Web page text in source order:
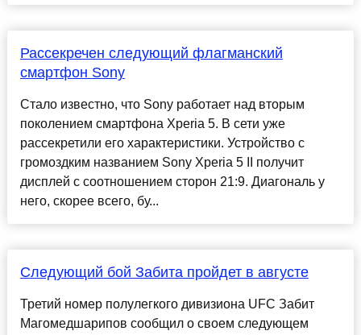
Рассекречен следующий флагманский
смартфон Sony
Стало известно, что Sony работает над вторым
поколением смартфона Xperia 5. В сети уже
рассекретили его характеристики. Устройство с
громоздким названием Sony Xperia 5 II получит
дисплей с соотношением сторон 21:9. Диагональ у
него, скорее всего, бу...
Следующий бой Забита пройдет в августе
Третий номер полулегкого дивизиона UFC Забит
Магомедшарипов сообщил о своем следующем